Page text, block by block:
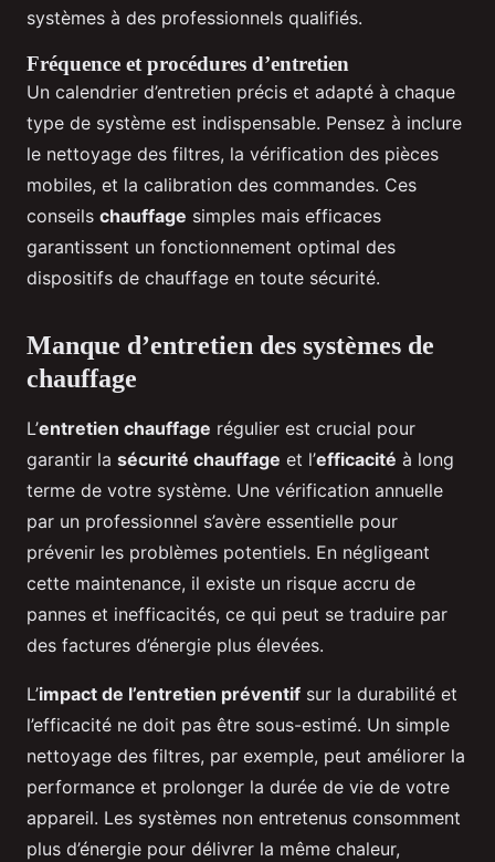
systèmes à des professionnels qualifiés.
Fréquence et procédures d’entretien
Un calendrier d’entretien précis et adapté à chaque
type de système est indispensable. Pensez à inclure
le nettoyage des filtres, la vérification des pièces
mobiles, et la calibration des commandes. Ces
conseils chauffage simples mais efficaces
garantissent un fonctionnement optimal des
dispositifs de chauffage en toute sécurité.
Manque d’entretien des systèmes de
chauffage
L’entretien chauffage régulier est crucial pour
garantir la sécurité chauffage et l’efficacité à long
terme de votre système. Une vérification annuelle
par un professionnel s’avère essentielle pour
prévenir les problèmes potentiels. En négligeant
cette maintenance, il existe un risque accru de
pannes et inefficacités, ce qui peut se traduire par
des factures d’énergie plus élevées.
L’impact de l’entretien préventif sur la durabilité et
l’efficacité ne doit pas être sous-estimé. Un simple
nettoyage des filtres, par exemple, peut améliorer la
performance et prolonger la durée de vie de votre
appareil. Les systèmes non entretenus consomment
plus d’énergie pour délivrer la même chaleur,